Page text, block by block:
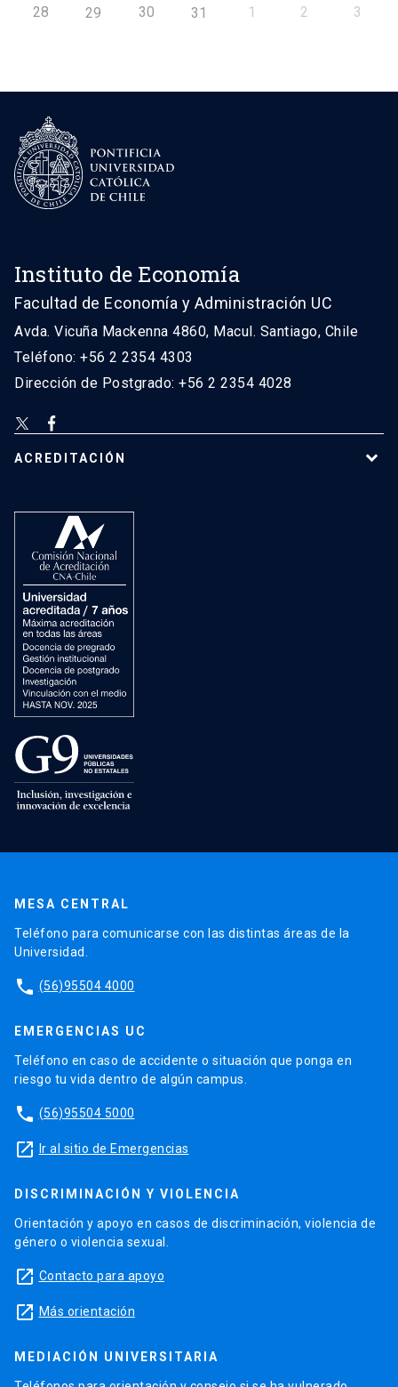
28 29 30 31 1 2 3
Instituto de Economía
Facultad de Economía y Administración UC
Avda. Vicuña Mackenna 4860, Macul. Santiago, Chile
Teléfono: +56 2 2354 4303
Dirección de Postgrado: +56 2 2354 4028
ACREDITACIÓN
MESA CENTRAL
Teléfono para comunicarse con las distintas áreas de la
Universidad.
phone (56)95504 4000
EMERGENCIAS UC
Teléfono en caso de accidente o situación que ponga en
riesgo tu vida dentro de algún campus.
phone (56)95504 5000
launch Ir al sitio de Emergencias
DISCRIMINACIÓN Y VIOLENCIA
Orientación y apoyo en casos de discriminación, violencia de
género o violencia sexual.
launch Contacto para apoyo
launch Más orientación
MEDIACIÓN UNIVERSITARIA